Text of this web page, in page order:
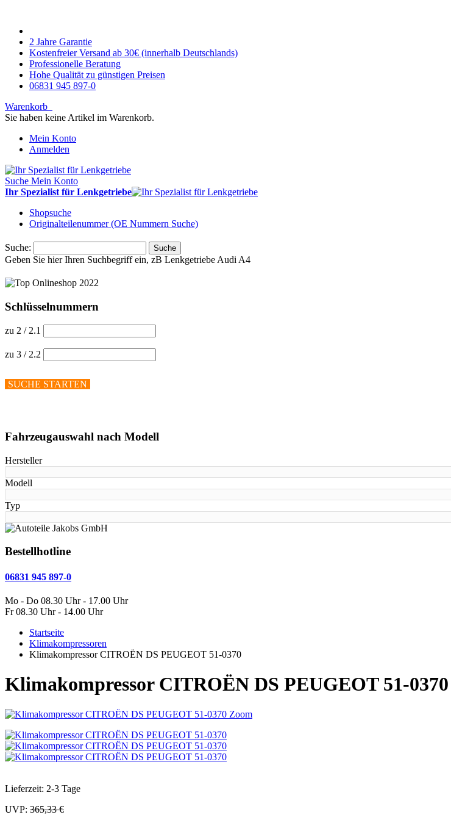
2 Jahre Garantie
Kostenfreier Versand ab 30€ (innerhalb Deutschlands)
Professionelle Beratung
Hohe Qualität zu günstigen Preisen
06831 945 897-0
Warenkorb
Sie haben keine Artikel im Warenkorb.
Mein Konto
Anmelden
Suche Mein Konto
Ihr Spezialist für Lenkgetriebe
Shopsuche
Originalteilenummer (OE Nummern Suche)
Suche: Suche
Geben Sie hier Ihren Suchbegriff ein, zB Lenkgetriebe Audi A4
Schlüsselnummern
zu 2 / 2.1
zu 3 / 2.2
SUCHE STARTEN
Fahrzeugauswahl nach Modell
Hersteller
Modell
Typ
Bestellhotline
06831 945 897-0
Mo - Do 08.30 Uhr - 17.00 Uhr
Fr 08.30 Uhr - 14.00 Uhr
Startseite
Klimakompressoren
Klimakompressor CITROËN DS PEUGEOT 51-0370
Klimakompressor CITROËN DS PEUGEOT 51-0370
Zoom
Lieferzeit: 2-3 Tage
UVP: 365,33 €